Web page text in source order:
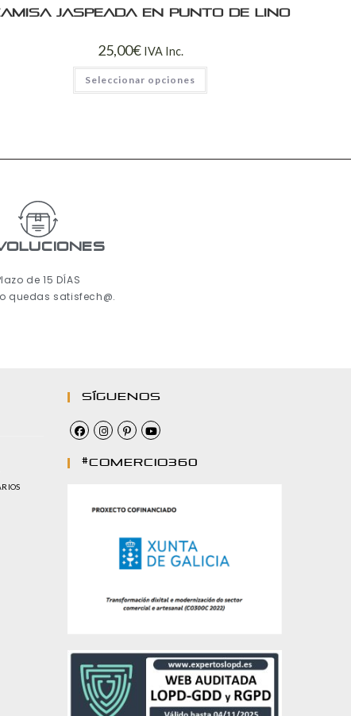
jaspeada en punto de lino
25,00€ IVA Inc.
Seleccionar opciones
de 15 DÍAS
quedas satisfech@.
Síguenos
#comercio360